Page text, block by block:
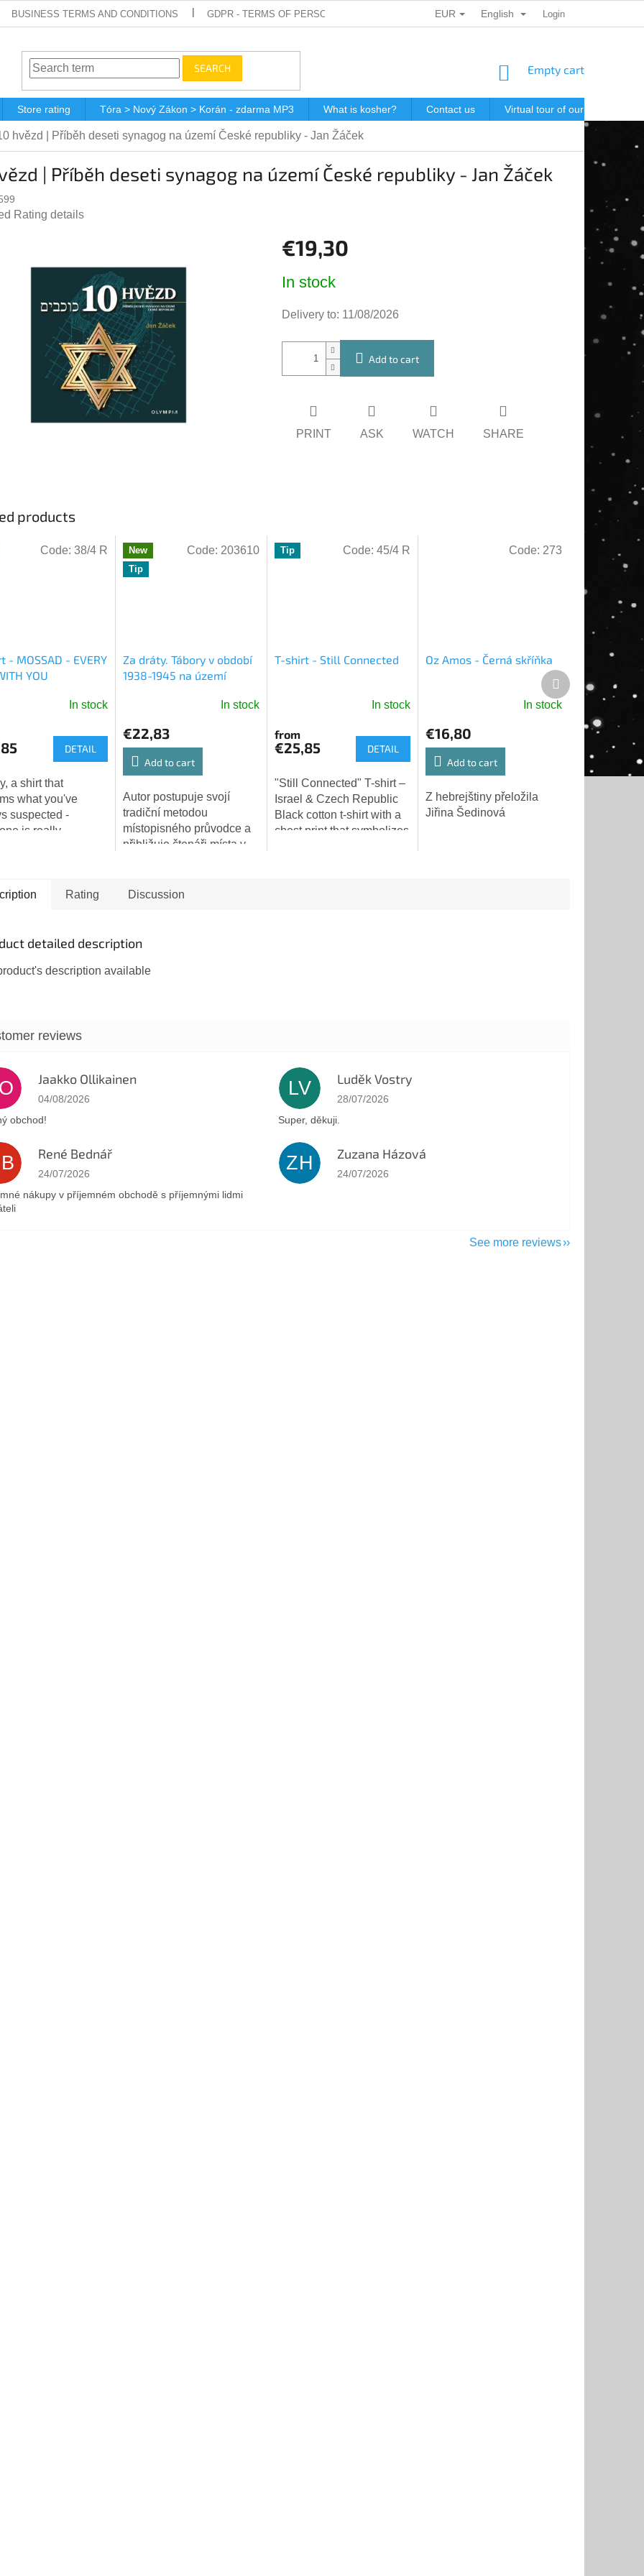
BUSINESS TERMS AND CONDITIONS GDPR - TERMS OF PERSONAL DATA PROTECTION GIFT VOUCHERS
EUR English Login
SEARCH
SHOPPING
Empty cart
Store rating Tóra > Nový Zákon > Korán - zdarma MP3 What is kosher? Contact us Virtual tour of our store
hvězd | Příběh deseti synagog na území České republiky - Jan Žáček
| Příběh deseti synagog na území České republiky - Jan Žáček
Rating details
€19,30
price:
In stock
Delivery to: 11/08/2026
Add to cart
PRINT ASK WATCH SHARE
products
- MOSSAD - EVERY
YOU
In stock
DETAIL
a shirt that
what you've
suspected -
is really
Code: 38/4 R
New
Tip
Za dráty. Tábory v období
1938-1945 na území
In stock
€22,83
Add to cart
Autor postupuje svojí
tradiční metodou
místopisného průvodce a
přibližuje čtenáři místa v
nacistická okupační moc
Code: 203610 Tip
T-shirt - Still Connected
product
rating
5,0
out
of
5
In stock
from
€25,85 DETAIL
"Still Connected" T-shirt –
Israel & Czech Republic
Black cotton t-shirt with a
chest print that symbolizes
Code:45/4 R
Oz Amos - Černá skříňka
In stock
€16,80
Add to cart
Z hebrejštiny přeložila
Jiřina Šedinová
Code: 273
Next
product
Rating Discussion
detailed description
description available
Jaakko Ollikainen
The store rating is 5 out of 5 stars.
04/08/2026
obchod!
LV Luděk Vostry
The store rating is 5 out of 5 stars.
28/07/2026
Super, děkuji.
René Bednář
The store rating is 5 out of 5 stars.
24/07/2026
nákupy v příjemném obchodě s příjemnými lidmi
ZH Zuzana Házová
The store rating is 5 out of 5 stars.
24/07/2026
See more reviews